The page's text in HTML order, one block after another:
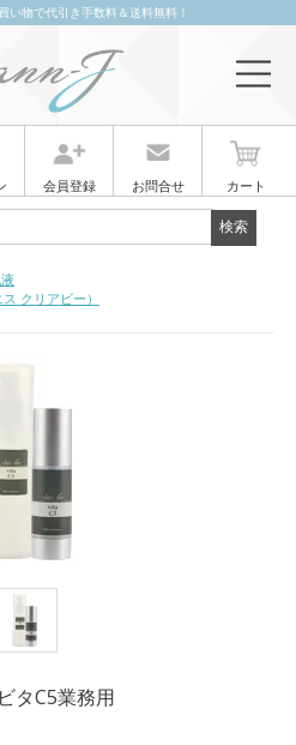
い物で代引き手数料＆送料無料！
会員登録 お問合せ カート
クリアビー）
タC5業務用